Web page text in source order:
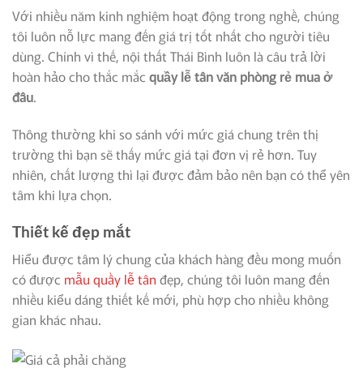
Với nhiều năm kinh nghiệm hoạt động trong nghề, chúng
tôi luôn nỗ lực mang đến giá trị tốt nhất cho người tiêu
dùng. Chính vì thế, nội thất Thái Bình luôn là câu trả lời
hoàn hảo cho thắc mắc quầy lễ tân văn phòng rẻ mua ở
đâu.
Thông thường khi so sánh với mức giá chung trên thị
trường thì bạn sẽ thấy mức giá tại đơn vị rẻ hơn. Tuy
nhiên, chất lượng thì lại được đảm bảo nên bạn có thể yên
tâm khi lựa chọn.
Thiết kế đẹp mắt
Hiểu được tâm lý chung của khách hàng đều mong muốn
có được mẫu quầy lễ tân đẹp, chúng tôi luôn mang đến
nhiều kiểu dáng thiết kế mới, phù hợp cho nhiều không
gian khác nhau.